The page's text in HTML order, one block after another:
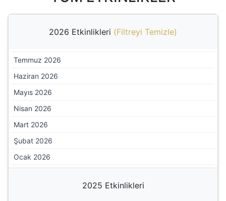
2026 Etkinlikleri (Filtreyi Temizle)
Temmuz 2026
Haziran 2026
Mayıs 2026
Nisan 2026
Mart 2026
Şubat 2026
Ocak 2026
2025 Etkinlikleri